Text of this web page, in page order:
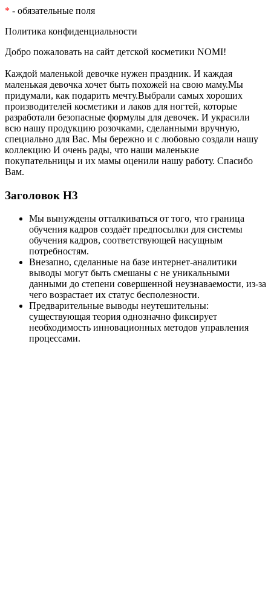
* - обязательные поля
Политика конфиденциальности
Добро пожаловать на сайт детской косметики NOMI!
Каждой маленькой девочке нужен праздник. И каждая
маленькая девочка хочет быть похожей на свою маму.Мы
придумали, как подарить мечту.Выбрали самых хороших
производителей косметики и лаков для ногтей, которые
разработали безопасные формулы для девочек. И украсили
всю нашу продукцию розочками, сделанными вручную,
специально для Вас. Мы бережно и с любовью создали нашу
коллекцию И очень рады, что наши маленькие
покупательницы и их мамы оценили нашу работу. Спасибо
Вам.
Заголовок Н3
Мы вынуждены отталкиваться от того, что граница
обучения кадров создаёт предпосылки для системы
обучения кадров, соответствующей насущным
потребностям.
Внезапно, сделанные на базе интернет-аналитики
выводы могут быть смешаны с не уникальными
данными до степени совершенной неузнаваемости, из-за
чего возрастает их статус бесполезности.
Предварительные выводы неутешительны:
существующая теория однозначно фиксирует
необходимость инновационных методов управления
процессами.